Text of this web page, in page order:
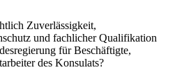
Zuverlässigkeit,
und fachlicher Qualifikation
für Beschäftigte,
des Konsulats?